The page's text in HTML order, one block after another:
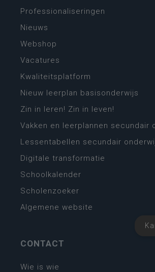
Professionaliseringen
Nieuws
Webshop
Vacatures
Kwaliteitsplatform
Nieuw leerplan basisonderwijs
Zin in leren! Zin in leven!
Vakken en leerplannen secundair
Lessentabellen secundair
Digitale transformatie
Schoolkalender
Scholenzoeker
Algemene website
CONTACT
Wie is wie